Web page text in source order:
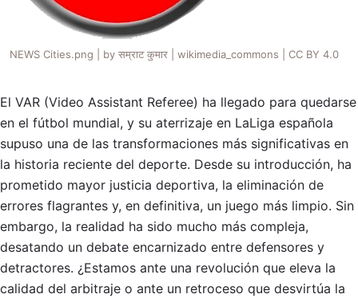
NEWS Cities.png | by सम्राट कुमार | wikimedia_commons | CC BY 4.0
El VAR (Video Assistant Referee) ha llegado para quedarse
en el fútbol mundial, y su aterrizaje en LaLiga española
supuso una de las transformaciones más significativas en
la historia reciente del deporte. Desde su introducción, ha
prometido mayor justicia deportiva, la eliminación de
errores flagrantes y, en definitiva, un juego más limpio. Sin
embargo, la realidad ha sido mucho más compleja,
desatando un debate encarnizado entre defensores y
detractores. ¿Estamos ante una revolución que eleva la
calidad del arbitraje o ante un retroceso que desvirtúa la